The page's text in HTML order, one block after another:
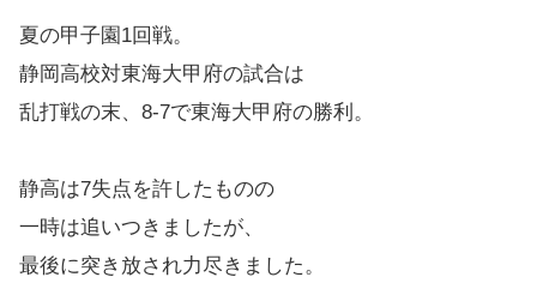
夏の甲子園1回戦。
静岡高校対東海大甲府の試合は
乱打戦の末、8-7で東海大甲府の勝利。
静高は7失点を許したものの
一時は追いつきましたが、
最後に突き放され力尽きました。